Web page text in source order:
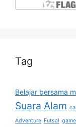
Tag
Belajar bersama
Suara Alam
Adventure Futsal